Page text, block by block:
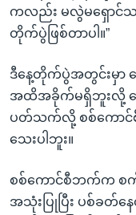
ကလည်း မလွဲမရှောင်သ
တိုက်ပွဲဖြစ်တာပါ။”
ဒီနေ့တိုက်ပွဲအတွင်းမှ
အထိအခိုက်မရှိဘူးလို့ ပြ
ပတ်သက်လို့ စစ်ကောင်
သေးပါဘူး။
စစ်ကောင်စီဘက်က
အသုံးပြုပြီး ပစ်ခတ်